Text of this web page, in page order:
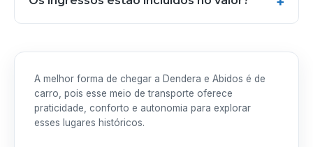
A melhor forma de chegar a Dendera e Abidos é de
carro, pois esse meio de transporte oferece
praticidade, conforto e autonomia para explorar
esses lugares históricos.